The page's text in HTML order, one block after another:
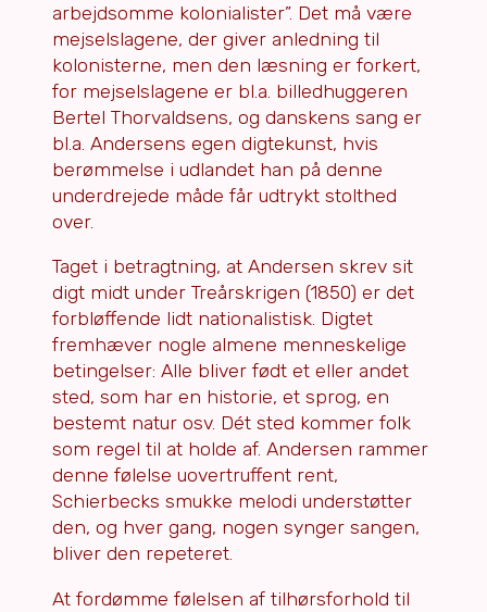
arbejdsomme kolonialister”. Det må være
mejselslagene, der giver anledning til
kolonisterne, men den læsning er forkert,
for mejselslagene er bl.a. billedhuggeren
Bertel Thorvaldsens, og danskens sang er
bl.a. Andersens egen digtekunst, hvis
berømmelse i udlandet han på denne
underdrejede måde får udtrykt stolthed
over.
Taget i betragtning, at Andersen skrev sit
digt midt under Treårskrigen (1850) er det
forbløffende lidt nationalistisk. Digtet
fremhæver nogle almene menneskelige
betingelser: Alle bliver født et eller andet
sted, som har en historie, et sprog, en
bestemt natur osv. Dét sted kommer folk
som regel til at holde af. Andersen rammer
denne følelse uovertruffent rent,
Schierbecks smukke melodi understøtter
den, og hver gang, nogen synger sangen,
bliver den repeteret.
At fordømme følelsen af tilhørsforhold til